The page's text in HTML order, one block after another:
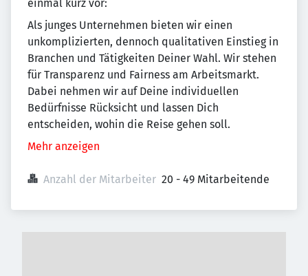
einmal kurz vor:
Als junges Unternehmen bieten wir einen
unkomplizierten, dennoch qualitativen Einstieg in
Branchen und Tätigkeiten Deiner Wahl. Wir stehen
für Transparenz und Fairness am Arbeitsmarkt.
Dabei nehmen wir auf Deine individuellen
Bedürfnisse Rücksicht und lassen Dich
entscheiden, wohin die Reise gehen soll.
Mehr anzeigen
Anzahl der Mitarbeiter 20 - 49 Mitarbeitende